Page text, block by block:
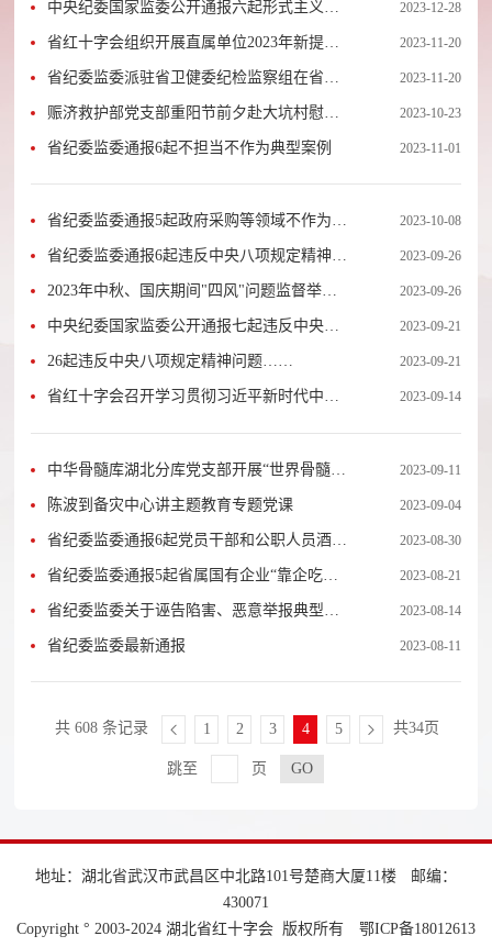
中央纪委国家监委公开通报六起形式主义、
官僚主义典型问题
2023-12-28
省红十字会组织开展直属单位2023年新提拔
处级领导干部党内法规学习暨集体廉政谈话
活动
2023-11-20
省纪委监委派驻省卫健委纪检监察组在省救
在身边应急救护培训中心参加应急救护培训
2023-11-20
赈济救护部党支部重阳节前夕赴大坑村慰问
困难老人
2023-10-23
省纪委监委通报6起不担当不作为典型案例 2023-11-01
省纪委监委通报5起政府采购等领域不作为乱
作为典型案例
2023-10-08
省纪委监委通报6起违反中央八项规定精神问
题典型案例
2023-09-26
2023年中秋、国庆期间"四风"问题监督举报
曝光专区 首批通报5起典型案例
2023-09-26
中央纪委国家监委公开通报七起违反中央八
项规定精神典型问题
2023-09-21
26起违反中央八项规定精神问题…… 2023-09-21
省红十字会召开学习贯彻习近平新时代中国
特色社会主义思想主题教育总结大会
2023-09-14
中华骨髓库湖北分库党支部开展“世界骨髓捐
献者日”主题活动
2023-09-11
陈波到备灾中心讲主题教育专题党课 2023-09-04
省纪委监委通报6起党员干部和公职人员酒驾
醉驾典型案例
2023-08-30
省纪委监委通报5起省属国有企业“靠企吃企”
典型案例
2023-08-21
省纪委监委关于诬告陷害、恶意举报典型案
例的通报(二)
2023-08-14
省纪委监委最新通报 2023-08-11
共 608 条记录 1 2 3 4 5 共34页
跳至 页
地址：湖北省武汉市武昌区中北路101号楚商大厦11楼
邮编：
430071
Copyright ° 2003-2024 湖北省红十字会 版权所有
鄂ICP备18012613